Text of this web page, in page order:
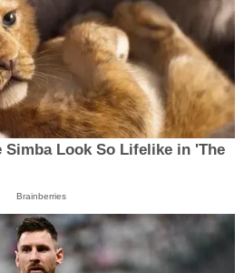
Simba Look So Lifelike in 'The
Brainberries